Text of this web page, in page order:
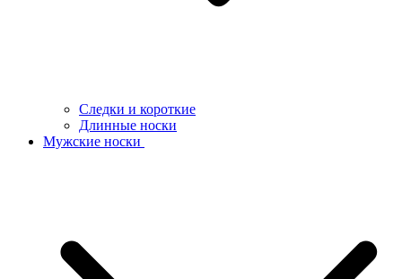
Следки и короткие
Длинные носки
Мужские носки